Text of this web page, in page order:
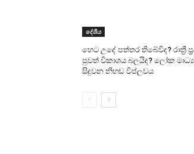
දේශීය
හෙට උදේ පත්තර තිබේවිද? රාත්‍රී
පුවත් විකාශය බලයිද? ලෝක
සිදුවන නිහඬ විප්ලවය